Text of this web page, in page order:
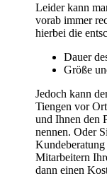
Leider kann
vorab immer
hierbei die
Dauer
Größe
Jedoch kann
Tiengen vor
und Ihnen den
nennen. Oder
Mitarbeitern
dann einen